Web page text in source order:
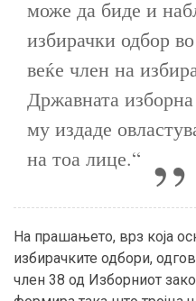
може да биде и
избирачки одбор
веќе член на
Државната
му издаде
на тоа лице.“
На прашањето, врз која
избирачките одбори,
член 38 од Изборниот